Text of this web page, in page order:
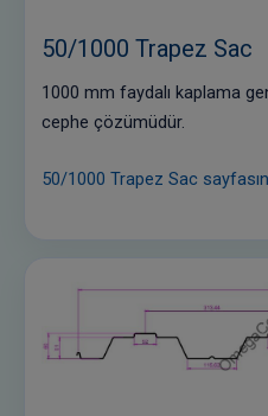
50/1000 Trapez Sac
1000 mm faydalı kaplama
cephe çözümüdür.
50/1000 Trapez Sac